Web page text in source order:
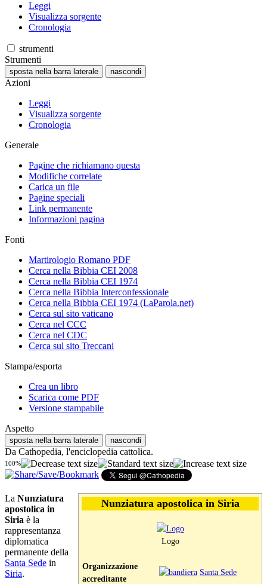
Leggi
Visualizza sorgente
Cronologia
strumenti
Strumenti
sposta nella barra laterale nascondi
Azioni
Leggi
Visualizza sorgente
Cronologia
Generale
Pagine che richiamano questa
Modifiche correlate
Carica un file
Pagine speciali
Link permanente
Informazioni pagina
Fonti
Martirologio Romano PDF
Cerca nella Bibbia CEI 2008
Cerca nella Bibbia CEI 1974
Cerca nella Bibbia Interconfessionale
Cerca nella Bibbia CEI 1974 (LaParola.net)
Cerca sul sito vaticano
Cerca nel CCC
Cerca nel CDC
Cerca sul sito Treccani
Stampa/esporta
Crea un libro
Scarica come PDF
Versione stampabile
Aspetto
sposta nella barra laterale nascondi
Da Cathopedia, l'enciclopedia cattolica.
100%
Nunziatura apostolica in Siria
Logo
Organizzazione
accreditante
Santa Sede
La Nunziatura
apostolica in
Siria è la
rappresentanza
diplomatica
permanente della
Santa Sede in
Siria.